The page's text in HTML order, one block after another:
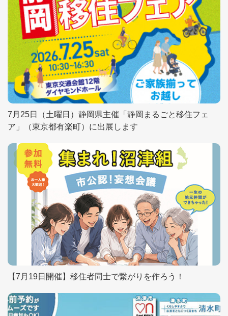
7月25日（土曜日）静岡県主催「静岡まるごと移住フェ
ア」（東京都有楽町）に出展します
【7月19日開催】移住者同士で繋がりを作ろう！